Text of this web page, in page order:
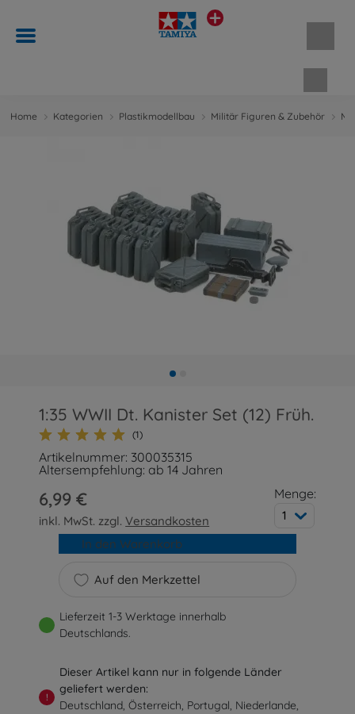
Home Kategorien Plastikmodellbau Militär Figuren & Zubehör
1:35 WWII Dt. Kanister Set (12) Früh.
(1)
Artikelnummer: 300035315
Altersempfehlung: ab 14 Jahren
6,99 €
inkl. MwSt. zzgl.Versandkosten
Menge:
1
Auf den Merkzettel
In den Warenkorb
Lieferzeit 1-3 Werktage innerhalb
Deutschlands.
!
Dieser Artikel kann nur in folgende Länder
geliefert werden:
Deutschland, Österreich, Portugal, Niederlande,